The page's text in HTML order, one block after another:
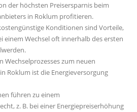
der höchsten Preisersparnis beim
in Roklum profitieren.
Konditionen sind Vorteile,
einem Wechsel oft innerhalb des ersten
Wechselprozesses zum neuen
Roklum ist die Energieversorgung
führen zu einem
z. B. bei einer Energiepreiserhöhung